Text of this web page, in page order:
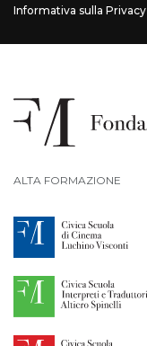
Informativa sulla Privacy
ALTA FORMAZIONE